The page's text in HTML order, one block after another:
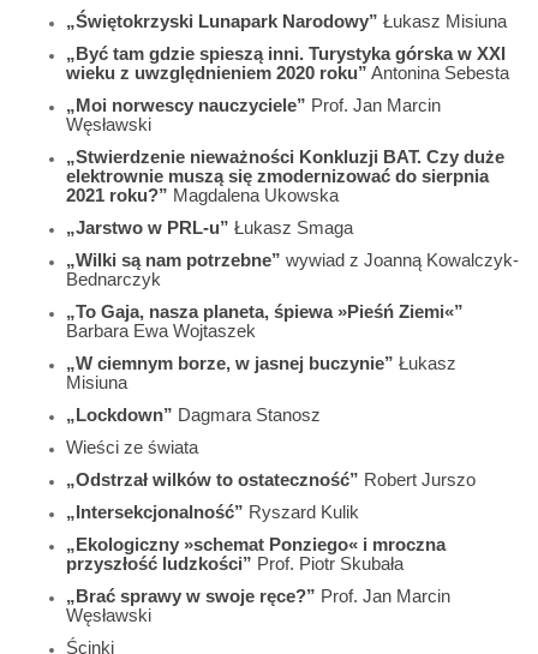
„Świętokrzyski Lunapark Narodowy” Łukasz Misiuna
„Być tam gdzie spieszą inni. Turystyka górska w XXI
wieku z uwzględnieniem 2020 roku” Antonina Sebesta
„Moi norwescy nauczyciele” Prof. Jan Marcin
Węsławski
„Stwierdzenie nieważności Konkluzji BAT. Czy duże
elektrownie muszą się zmodernizować do sierpnia
2021 roku?” Magdalena Ukowska
„Jarstwo w PRL-u” Łukasz Smaga
„Wilki są nam potrzebne” wywiad z Joanną Kowalczyk-
Bednarczyk
„To Gaja, nasza planeta, śpiewa »Pieśń Ziemi«”
Barbara Ewa Wojtaszek
„W ciemnym borze, w jasnej buczynie” Łukasz
Misiuna
„Lockdown” Dagmara Stanosz
Wieści ze świata
„Odstrzał wilków to ostateczność” Robert Jurszo
„Intersekcjonalność” Ryszard Kulik
„Ekologiczny »schemat Ponziego« i mroczna
przyszłość ludzkości” Prof. Piotr Skubała
„Brać sprawy w swoje ręce?” Prof. Jan Marcin
Węsławski
Ścinki